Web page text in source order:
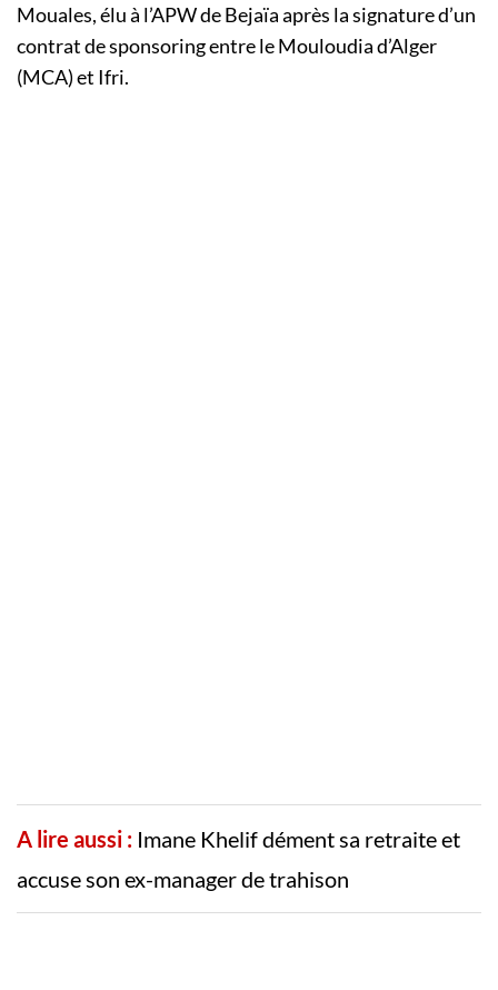
Mouales, élu à l’APW de Bejaïa après la signature d’un
contrat de sponsoring entre le Mouloudia d’Alger
(MCA) et Ifri.
A lire aussi : Imane Khelif dément sa retraite et
accuse son ex-manager de trahison